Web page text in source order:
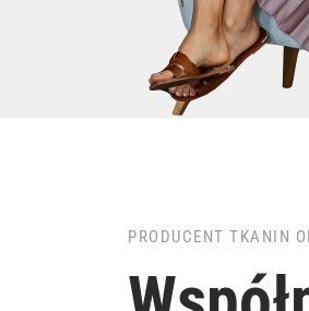
PRODUCENT TKANIN